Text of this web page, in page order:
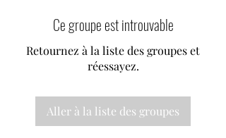
Ce groupe est introuvable
Retournez à la liste des groupes et
réessayez.
Aller à la liste des groupes